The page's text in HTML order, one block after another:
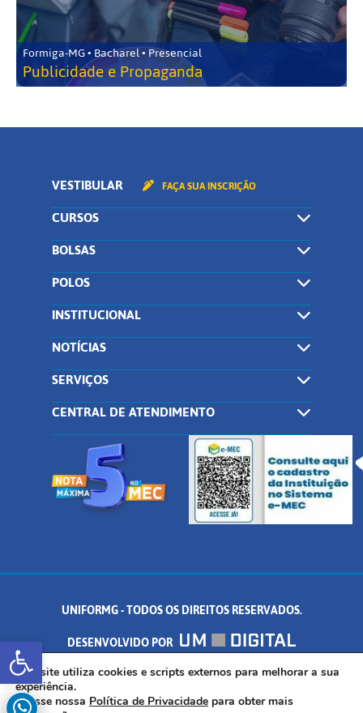
Abrir a barra de ferramentas
Formiga-MG • Bacharel • Presencial
Publicidade e Propaganda
VESTIBULAR FAÇA SUA INSCRIÇÃO
CURSOS
BOLSAS
POLOS
INSTITUCIONAL
NOTÍCIAS
SERVIÇOS
CENTRAL DE ATENDIMENTO
UNIFORMG - TODOS OS DIREITOS RESERVADOS.
DESENVOLVIDO POR
AV. DR. ARNALDO DE SENNA, 328 - PALMEIRAS, FORMIGA/MG - CEP:
35.574.530
Este site utiliza cookies e scripts externos para melhorar a sua
experiência.
Acesse nossa Política de Privacidade para obter mais